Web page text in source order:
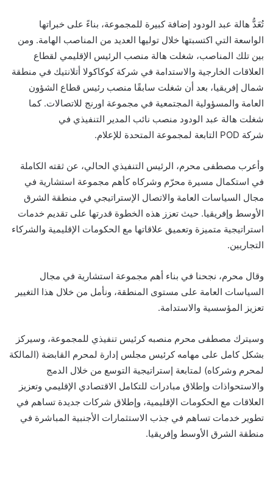
تُعَدُّ هالة عبد الودود إضافة كبيرة للمجموعة، بناءً على خبراتها
الواسعة التي اكتسبتها خلال توليها العديد من المناصب الهامة. ومن
بين تلك المناصب، شغلت هالة منصب الرئيس الإقليمي لقطاع
العلاقات الخارجية والاستدامة في شركة كوكاكولا أتلانتيك في منطقة
شمال إفريقيا، بعد أن شغلت سابقًا منصب رئيس قطاع الشؤون
العامة والمسؤولية المجتمعية في مجموعة اورنج للاتصالات. كما
شغلت هالة عبد الودود منصب نائب المدير التنفيذي في
شركة POD التابعة لمجموعة المتحدة للإعلام.
وأعرب مصطفى محرم، الرئيس التنفيذي الحالي، عن ثقته الكاملة
في استكمال مسيرة محرّم وشركاه كأهم مجموعة استشارية في
مجال السياسات العامة والاتصال الإستراتيجي في منطقة الشرق
الأوسط وإفريقيا. حيث تعزز هذه الخطوة قدرتها على تقديم خدمات
استراتيجية متميزة وتعميق علاقاتها مع الحكومات الإقليمية والشركاء
التجاريين.
وقال محرم، نجحنا في بناء أهم مجموعة استشارية في مجال
السياسات العامة على مستوى المنطقة، ونأمل من خلال هذا التغيير
تعزيز المؤسسية والاستدامة.
وسيترك مصطفى محرم منصبه كرئيس تنفيذي للمجموعة، وسيركز
بشكل كامل على مهامه كرئيس مجلس إدارة لمحرم القابضة (المالكة
لمحرم وشركاه) لمتابعة إستراتيجية التوسع من خلال الدمج
والاستحواذات وإطلاق مبادرات للتكامل الاقتصادي الإقليمي وتعزيز
العلاقات مع الحكومات الإقليمية، وإطلاق شركات جديدة تساهم في
تطوير خدمات تساهم في جذب الاستثمارات الأجنبية المباشرة في
منطقة الشرق الأوسط وإفريقيا.